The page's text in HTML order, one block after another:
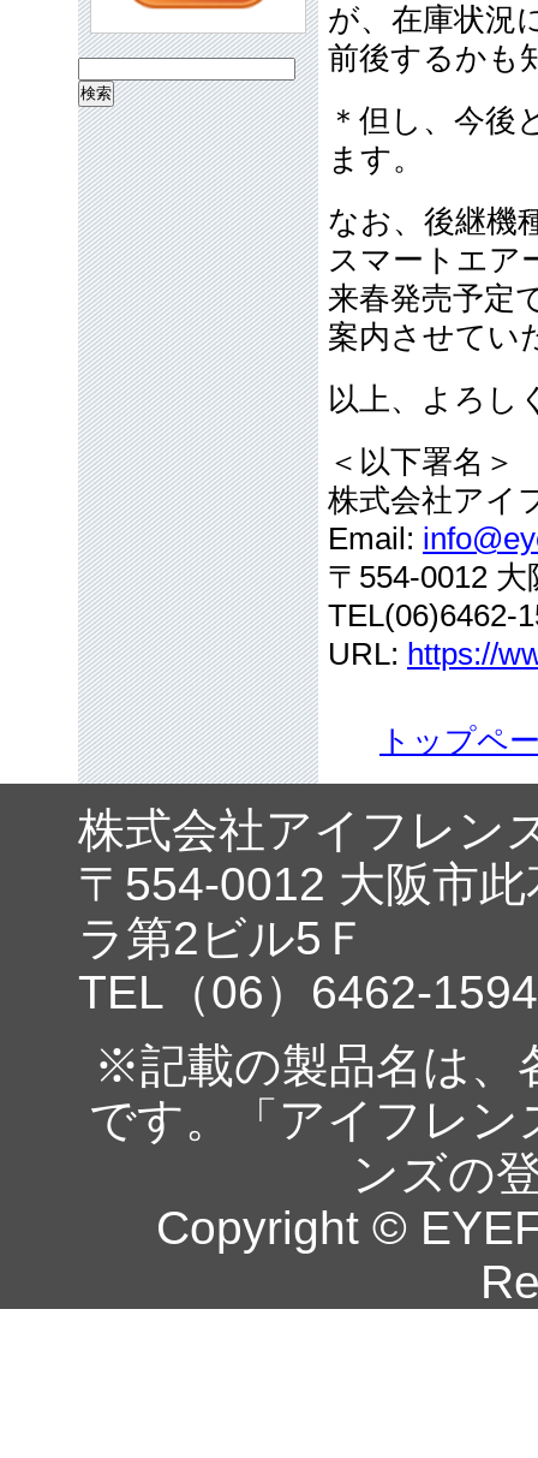
が、在庫状況
前後するかも
＊但し、今後
ます。
なお、後継機
スマートエ
来春発売予定
案内させてい
以上、よろし
＜以下署名＞
株式会社アイ
Email:
〒554-0012
TEL(06)6462-
URL: https://
トップペ
索:
株式会社アイフレン
〒554-0012 大阪市
ラ第2ビル5Ｆ
TEL（06）6462-
※記載の製品名は、
です。「アイフレ
ンズの
Copyright ©